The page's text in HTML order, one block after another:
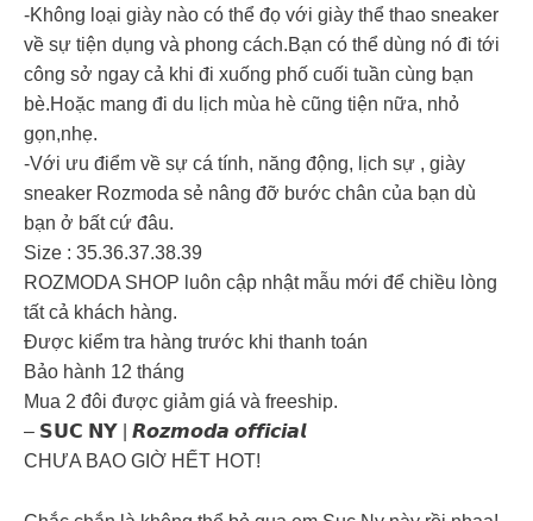
-Không loại giày nào có thể đọ với giày thể thao sneaker
về sự tiện dụng và phong cách.Bạn có thể dùng nó đi tới
công sở ngay cả khi đi xuống phố cuối tuần cùng bạn
bè.Hoặc mang đi du lịch mùa hè cũng tiện nữa, nhỏ
gọn,nhẹ.
-Với ưu điểm về sự cá tính, năng động, lịch sự , giày
sneaker Rozmoda sẻ nâng đỡ bước chân của bạn dù
bạn ở bất cứ đâu.
Size : 35.36.37.38.39
ROZMODA SHOP luôn cập nhật mẫu mới để chiều lòng
tất cả khách hàng.
Được kiểm tra hàng trước khi thanh toán
Bảo hành 12 tháng
Mua 2 đôi được giảm giá và freeship.
– 𝗦𝗨𝗖 𝗡𝗬 | 𝙍𝙤𝙯𝙢𝙤𝙙𝙖 𝙤𝙛𝙛𝙞𝙘𝙞𝙖𝙡
CHƯA BAO GIỜ HẾT HOT!